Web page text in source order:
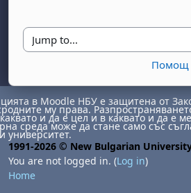
Jump to...
Помощ
22 August
23 August
в Moodle НБУ е защитена от
му права.
и да е цел и в каквато и да е
среда може да стане само със
университет.
1991-2026 © New Bulgarian
You are not logged in. (Log in)
Home